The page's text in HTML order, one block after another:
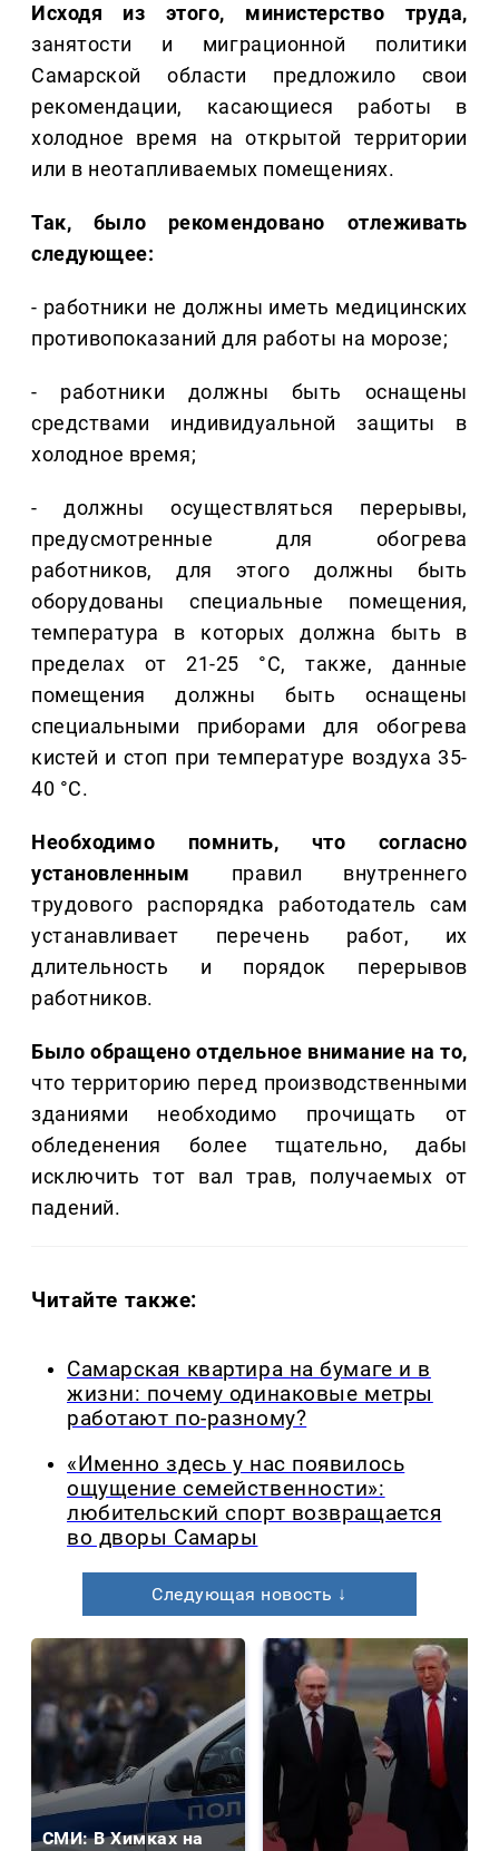
Исходя из этого, министерство труда,
занятости и миграционной политики
Самарской области предложило свои
рекомендации, касающиеся работы в
холодное время на открытой территории
или в неотапливаемых помещениях.
Так, было рекомендовано отлеживать
следующее:
- работники не должны иметь медицинских
противопоказаний для работы на морозе;
- работники должны быть оснащены
средствами индивидуальной защиты в
холодное время;
- должны осуществляться перерывы,
предусмотренные для обогрева
работников, для этого должны быть
оборудованы специальные помещения,
температура в которых должна быть в
пределах от 21-25 °C, также, данные
помещения должны быть оснащены
специальными приборами для обогрева
кистей и стоп при температуре воздуха 35-
40 °C.
Необходимо помнить, что согласно
установленным правил внутреннего
трудового распорядка работодатель сам
устанавливает перечень работ, их
длительность и порядок перерывов
работников.
Было обращено отдельное внимание на то,
что территорию перед производственными
зданиями необходимо прочищать от
обледенения более тщательно, дабы
исключить тот вал трав, получаемых от
падений.
Читайте также:
Самарская квартира на бумаге и в
жизни: почему одинаковые метры
работают по-разному?
«Именно здесь у нас появилось
ощущение семейственности»:
любительский спорт возвращается
во дворы Самары
Следующая новость ↓
СМИ: В Химках на